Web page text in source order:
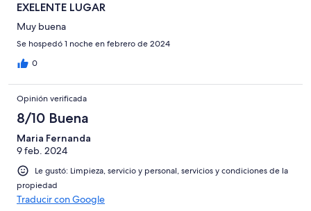
EXELENTE LUGAR
Muy buena
Se hospedó 1 noche en febrero de 2024
0
Opinión verificada
8/10 Buena
Maria Fernanda
9 feb. 2024
Le gustó: Limpieza, servicio y personal, servicios y condiciones de la
propiedad
Traducir con Google